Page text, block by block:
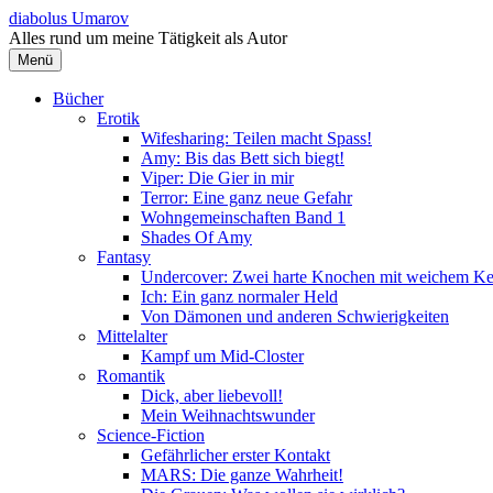
Springe
zum
Inhalt
diabolus Umarov
Alles rund um meine Tätigkeit als Autor
Menü
Bücher
Erotik
Wifesharing: Teilen macht Spass!
Amy: Bis das Bett sich biegt!
Viper: Die Gier in mir
Terror: Eine ganz neue Gefahr
Wohngemeinschaften Band 1
Shades Of Amy
Fantasy
Undercover: Zwei harte Knochen mit weichem
Ich: Ein ganz normaler Held
Von Dämonen und anderen Schwierigkeiten
Mittelalter
Kampf um Mid-Closter
Romantik
Dick, aber liebevoll!
Mein Weihnachtswunder
Science-Fiction
Gefährlicher erster Kontakt
MARS: Die ganze Wahrheit!